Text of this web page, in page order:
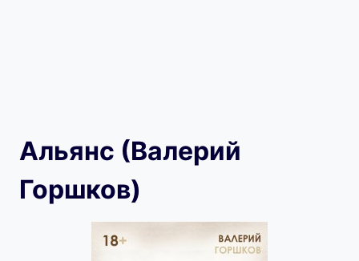
Альянс (Валерий
Горшков)